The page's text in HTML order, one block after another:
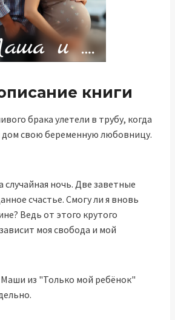
книги
брака улетели в трубу, когда
свою беременную любовницу.
ночь. Две заветные
счастье. Смогу ли я вновь
Ведь от этого крутого
моя свобода и мой
из "Только мой ребёнок"